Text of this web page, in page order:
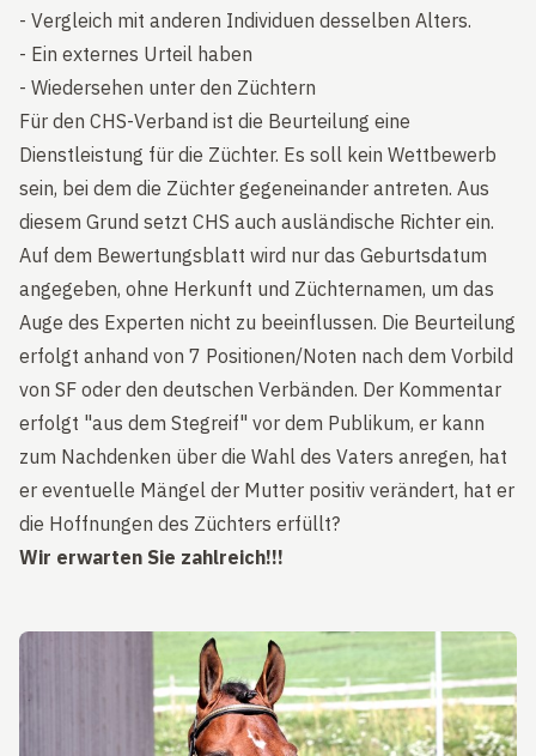
- Vergleich mit anderen Individuen desselben Alters.
- Ein externes Urteil haben
- Wiedersehen unter den Züchtern
Für den CHS-Verband ist die Beurteilung eine
Dienstleistung für die Züchter. Es soll kein Wettbewerb
sein, bei dem die Züchter gegeneinander antreten. Aus
diesem Grund setzt CHS auch ausländische Richter ein.
Auf dem Bewertungsblatt wird nur das Geburtsdatum
angegeben, ohne Herkunft und Züchternamen, um das
Auge des Experten nicht zu beeinflussen. Die Beurteilung
erfolgt anhand von 7 Positionen/Noten nach dem Vorbild
von SF oder den deutschen Verbänden. Der Kommentar
erfolgt "aus dem Stegreif" vor dem Publikum, er kann
zum Nachdenken über die Wahl des Vaters anregen, hat
er eventuelle Mängel der Mutter positiv verändert, hat er
die Hoffnungen des Züchters erfüllt?
Wir erwarten Sie zahlreich!!!